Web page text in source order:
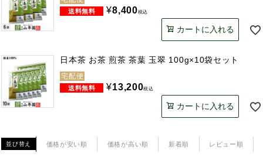
¥8,400税込
カートに入れる
日本茶 お茶 煎茶 茶葉 玉翠 100g×10袋セット
宅配便
¥13,200税込
カートに入れる
並び替え 価格が安い順 価格が高い順 新着順 レビュー順